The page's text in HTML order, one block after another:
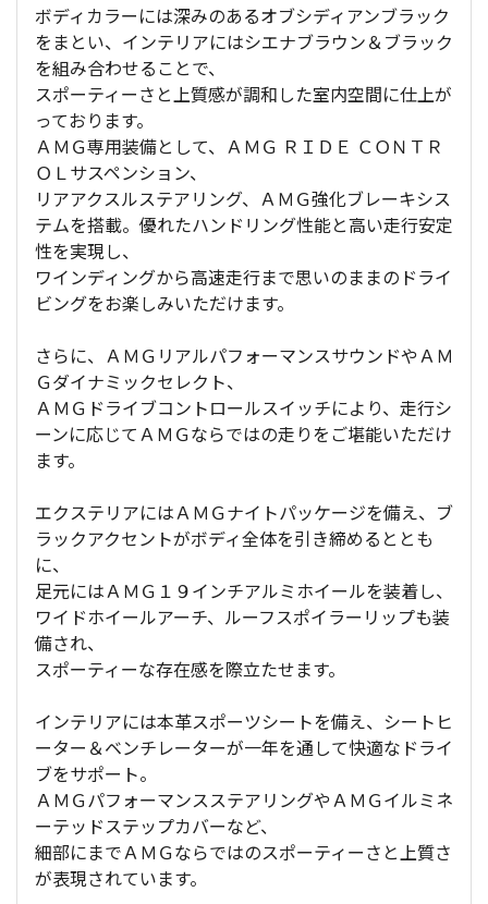
ボディカラーには深みのあるオブシディアンブラック
をまとい、インテリアにはシエナブラウン＆ブラック
を組み合わせることで、
スポーティーさと上質感が調和した室内空間に仕上が
っております。
ＡＭＧ専用装備として、ＡＭＧ ＲＩＤＥ ＣＯＮＴＲ
ＯＬサスペンション、
リアアクスルステアリング、ＡＭＧ強化ブレーキシス
テムを搭載。優れたハンドリング性能と高い走行安定
性を実現し、
ワインディングから高速走行まで思いのままのドライ
ビングをお楽しみいただけます。
さらに、ＡＭＧリアルパフォーマンスサウンドやＡＭ
Ｇダイナミックセレクト、
ＡＭＧドライブコントロールスイッチにより、走行シ
ーンに応じてＡＭＧならではの走りをご堪能いただけ
ます。
エクステリアにはＡＭＧナイトパッケージを備え、ブ
ラックアクセントがボディ全体を引き締めるととも
に、
足元にはＡＭＧ１９インチアルミホイールを装着し、
ワイドホイールアーチ、ルーフスポイラーリップも装
備され、
スポーティーな存在感を際立たせます。
インテリアには本革スポーツシートを備え、シートヒ
ーター＆ベンチレーターが一年を通して快適なドライ
ブをサポート。
ＡＭＧパフォーマンスステアリングやＡＭＧイルミネ
ーテッドステップカバーなど、
細部にまでＡＭＧならではのスポーティーさと上質さ
が表現されています。